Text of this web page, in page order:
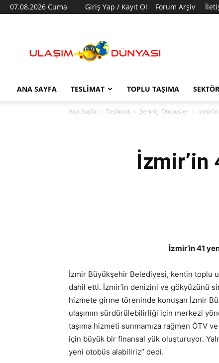
07.08.2026 Cuma Giriş Yap / Kayıt Ol Forum Arşiv
Dünyası
ANA SAYFA TESLIMAT TOPLU TAŞIMA
Ana Sayfa Teslimat Şehiriçi Otobüsler
İzmir’in
İzmir’in 41
İzmir Büyükşehir Belediyesi, kentin toplu
dahil etti. İzmir’in denizini ve gökyüzünü
hizmete girme töreninde konuşan İzmir
ulaşımın sürdürülebilirliği için merkezi
taşıma hizmeti sunmamıza rağmen ÖTV
için büyük bir finansal yük oluşturuyor.
yeni otobüs alabiliriz” dedi.